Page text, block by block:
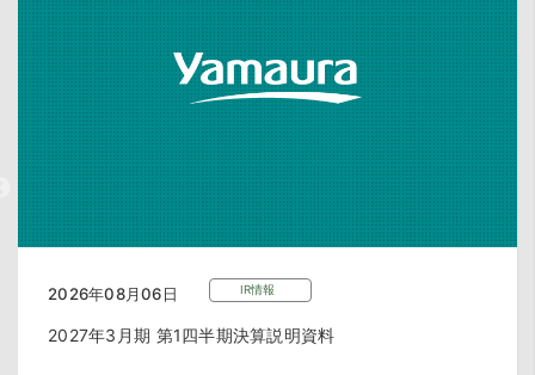
2026年08月06日 IR情報
2027年3月期 第1四半期決算説明資料